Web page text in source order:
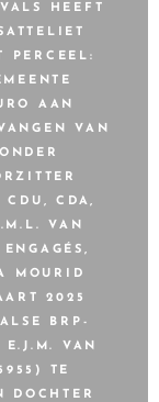
HEEFT
PERCEEL:
AAN
VAN
CDA,
VAN
MOURID
2025
BRP-
E.J.M. VAN
TE
DOCHTER